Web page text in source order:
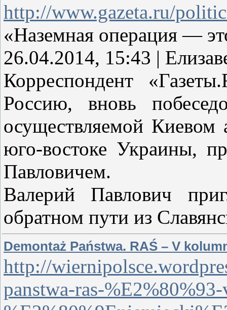
http://www.gazeta.ru/
«Наземная операция —
26.04.2014, 15:43 |
Корреспондент
Россию, вновь
осуществляемой Киевом
юго-востоке Украины,
Павловичем.
Валерий Павлович
обратном пути из
Demontaż Państwa. RAŚ – V
http://
panstwa-ras-